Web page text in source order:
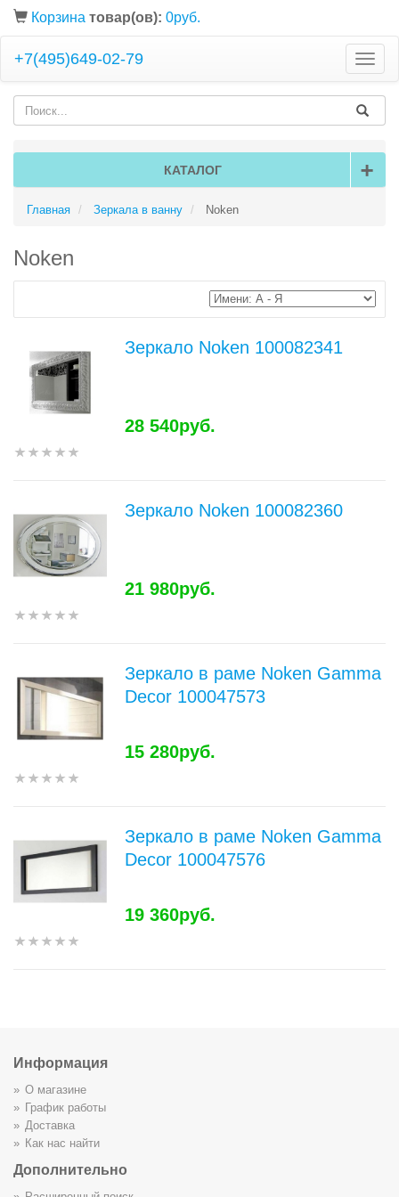
Корзина товар(ов): 0руб.
Toggle
+7(495)649-02-79
КАТАЛОГ +
Главная Зеркала в ванну Noken
Noken
Зеркало Noken 100082341
28 540руб.
Зеркало Noken 100082360
21 980руб.
Зеркало в раме Noken Gamma
Decor 100047573
15 280руб.
Зеркало в раме Noken Gamma
Decor 100047576
19 360руб.
Информация
О магазине
График работы
Доставка
Как нас найти
Дополнительно